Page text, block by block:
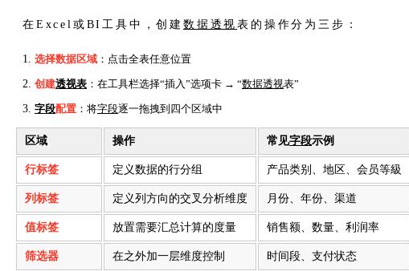
在Excel或BI工具中，创建 数据透视表的操作分为三步：
选择数据区域 ：点击全表任意位置
创建透视表 ：在工具栏选择“插入”选项卡 → “数据透视表”
字段配置 ：将字段逐一拖拽到四个区域中
区域 操作 常见字段示例
行标签 定义数据的行分组 产品类别、地区、会员等級
列标签 定义列方向的交叉分析维度 月份、年份、渠道
值标签 放置需要汇总计算的度量 销售额、数量、利润率
筛选器 在之外加一层维度控制 时间段、支付状态